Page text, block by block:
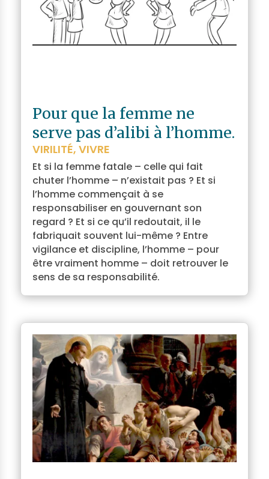
Pour que la femme ne
serve pas d’alibi à l’homme.
VIRILITÉ, VIVRE
Et si la femme fatale – celle qui fait
chuter l’homme – n’existait pas ? Et si
l’homme commençait à se
responsabiliser en gouvernant son
regard ? Et si ce qu’il redoutait, il le
fabriquait souvent lui-même ? Entre
vigilance et discipline, l’homme – pour
être vraiment homme – doit retrouver le
sens de sa responsabilité.